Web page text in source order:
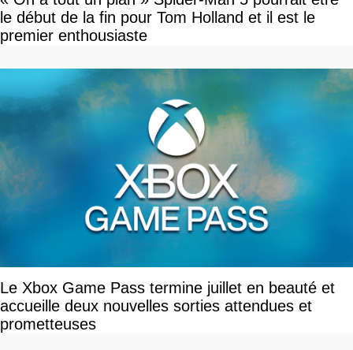
le début de la fin pour Tom Holland et il est le
premier enthousiaste
Le Xbox Game Pass termine juillet en beauté et
accueille deux nouvelles sorties attendues et
prometteuses